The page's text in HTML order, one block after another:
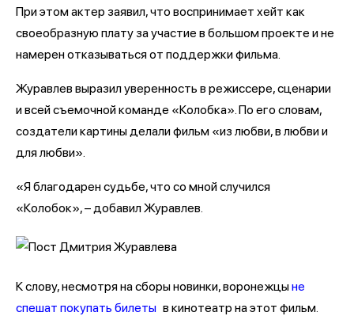
При этом актер заявил, что воспринимает хейт как
своеобразную плату за участие в большом проекте и не
намерен отказываться от поддержки фильма.
Журавлев выразил уверенность в режиссере, сценарии
и всей съемочной команде «Колобка». По его словам,
создатели картины делали фильм «из любви, в любви и
для любви».
«Я благодарен судьбе, что со мной случился
«Колобок», – добавил Журавлев.
К слову, несмотря на сборы новинки, воронежцыне
спешат покупать билеты в кинотеатр на этот фильм.